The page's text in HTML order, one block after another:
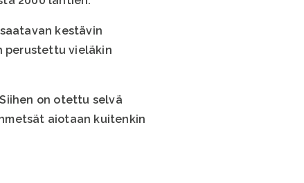
kestävin
perustettu vieläkin
on otettu selvä
aiotaan kuitenkin